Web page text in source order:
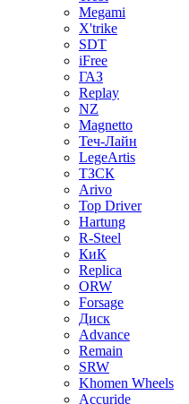
Megami
X'trike
SDT
iFree
ГАЗ
Replay
NZ
Magnetto
Теч-Лайн
LegeArtis
ТЗСК
Arivo
Top Driver
Hartung
R-Steel
КиК
Replica
ORW
Forsage
Диск
Advance
Remain
SRW
Khomen Wheels
Accuride